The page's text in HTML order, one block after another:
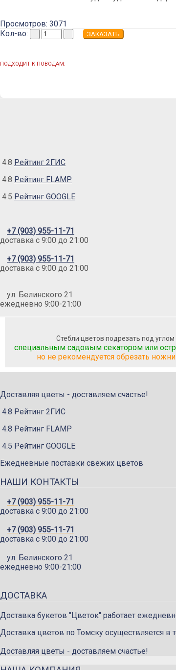
Просмотров: 3071
Кол-во:
ПОДХОДИТ К ПОВОДАМ:
4.8 Рейтинг 2ГИС
4.8 Рейтинг FLAMP
4.5 Рейтинг GOOGLE
+7 (903) 955-11-71
доставка c 9:00 до 21:00
+7 (903) 955-11-71
доставка c 9:00 до 21:00
ул. Белинского 21
ежедневно 9:00-21:00
Стебли цветов подрезать под углом
специальным садовым секатором или
но не рекомендуется обрезать
Доставляя цветы - доставляем счастье!
4.8 Рейтинг 2ГИС
4.8 Рейтинг FLAMP
4.5 Рейтинг GOOGLE
Ежедневные поставки свежих цветов
НАШИ КОНТАКТЫ
+7 (903) 955-11-71
доставка c 9:00 до 21:00
+7 (903) 955-11-71
доставка c 9:00 до 21:00
ул. Белинского 21
ежедневно 9:00-21:00
ДОСТАВКА
Доставка букетов "Цветок" работает
Доставка цветов по Томску осуществляется в
Доставляя цветы - доставляем счастье!